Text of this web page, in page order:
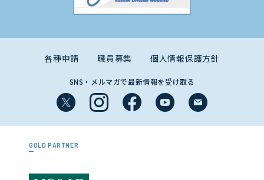
各種申請 職員募集 個人情報保護方針
SNS・メルマガで最新情報を受け取る
GOLD PARTNER